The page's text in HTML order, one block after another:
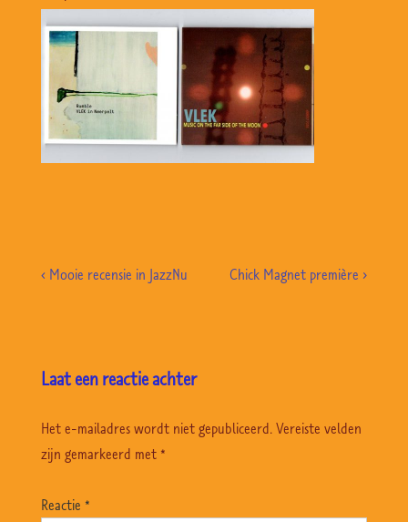
Bericht
Previous
‹ Mooie recensie in JazzNu
Volgende
Chick Magnet première ›
Laat een reactie achter
Het e-mailadres wordt niet gepubliceerd. Vereiste velden
zijn gemarkeerd met *
Reactie *